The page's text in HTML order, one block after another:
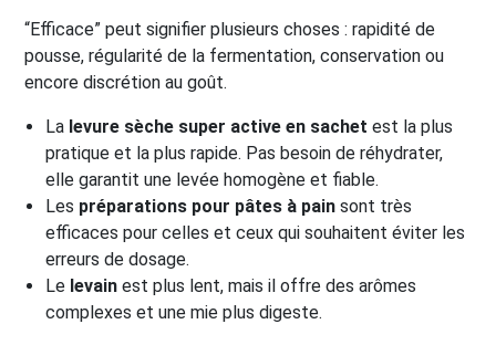
“Efficace” peut signifier plusieurs choses : rapidité de
pousse, régularité de la fermentation, conservation ou
encore discrétion au goût.
La levure sèche super active en sachet est la plus
pratique et la plus rapide. Pas besoin de réhydrater,
elle garantit une levée homogène et fiable.
Les préparations pour pâtes à pain sont très
efficaces pour celles et ceux qui souhaitent éviter les
erreurs de dosage.
Le levain est plus lent, mais il offre des arômes
complexes et une mie plus digeste.